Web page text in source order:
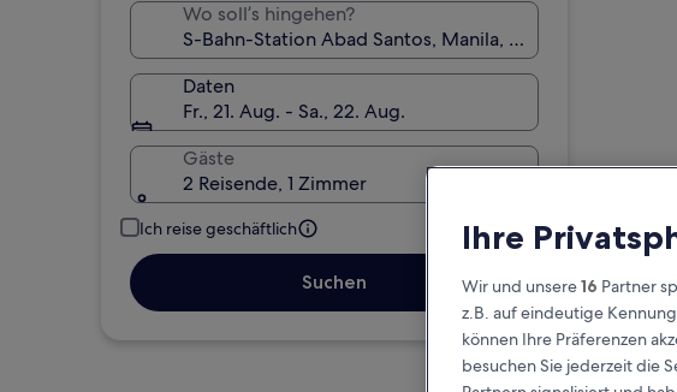
Wo soll’s hingehen?
Daten
Fr., 21. Aug. - Sa., 22. Aug.
Gäste
2 Reisende, 1 Zimmer
Ich reise geschäftlich
Suchen
Ihre
Wir und unsere16 Partner
z.B. auf eindeutige
können Ihre Präferenzen
besuchen Sie jederzeit die